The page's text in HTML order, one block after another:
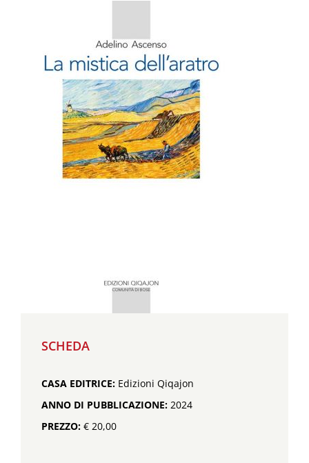
SCHEDA
CASA EDITRICE: Edizioni Qiqajon
ANNO DI PUBBLICAZIONE: 2024
PREZZO: € 20,00